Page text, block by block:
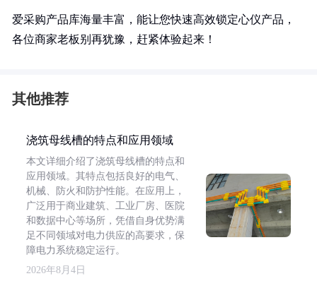
爱采购产品库海量丰富，能让您快速高效锁定心仪产品，
各位商家老板别再犹豫，赶紧体验起来！
其他推荐
浇筑母线槽的特点和应用领域
本文详细介绍了浇筑母线槽的特点和
应用领域。其特点包括良好的电气、
机械、防火和防护性能。在应用上，
广泛用于商业建筑、工业厂房、医院
和数据中心等场所，凭借自身优势满
足不同领域对电力供应的高要求，保
障电力系统稳定运行。
2026年8月4日